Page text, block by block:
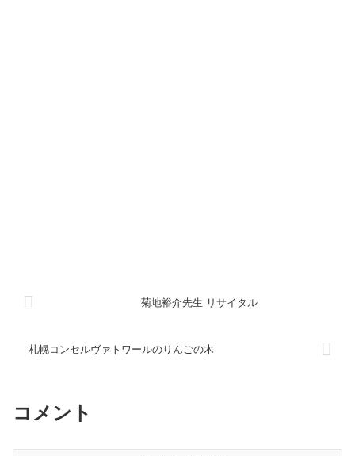
菊地裕介先生 リサイタル
札幌コンセルヴァトワールのりんごの木
コメント